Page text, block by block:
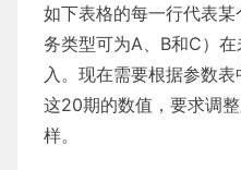
如下表格的每一行代表
务类型可为A、B和C）
入。现在需要根据参数
这20期的数值，要求调
样。